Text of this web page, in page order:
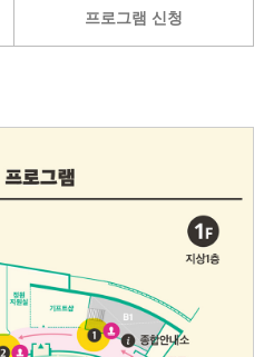
프로그램 신청